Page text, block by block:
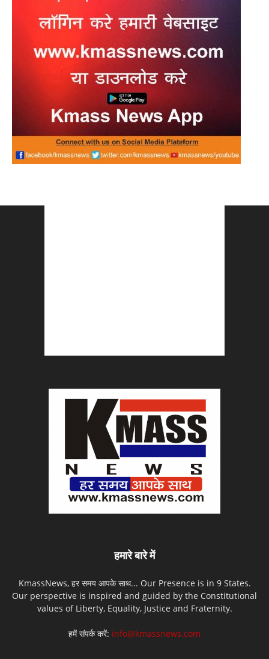
हमारे बारे में
KmassNews, हर समय आपके साथ... Our Presence is in 9 States.
Our perspective is inspired and guided by the Constitutional
values of Liberty, Equality, Justice and Fraternity.
हमें संपर्क करें: info@kmassnews.com